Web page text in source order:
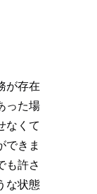
が存在
った場
なくて
できま
も許さ
な状態